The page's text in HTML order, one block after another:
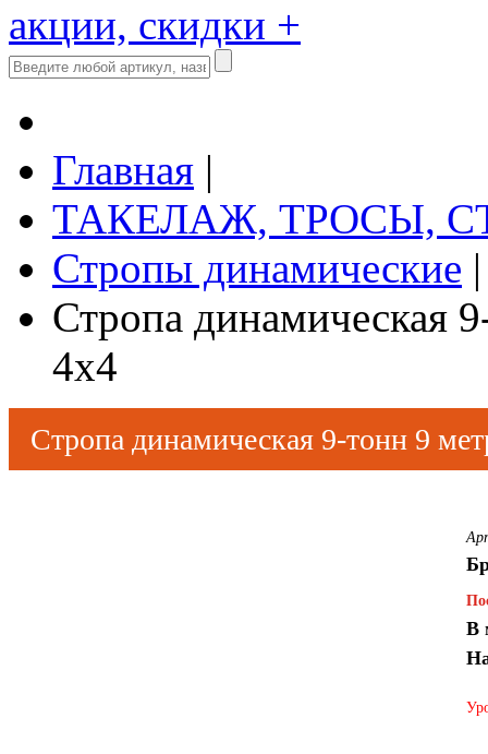
акции, скидки +
Главная |
ТАКЕЛАЖ, ТРОСЫ,
Стропы динамические |
Стропа динамическая
4x4
Стропа динамическая 9-тонн 9
В